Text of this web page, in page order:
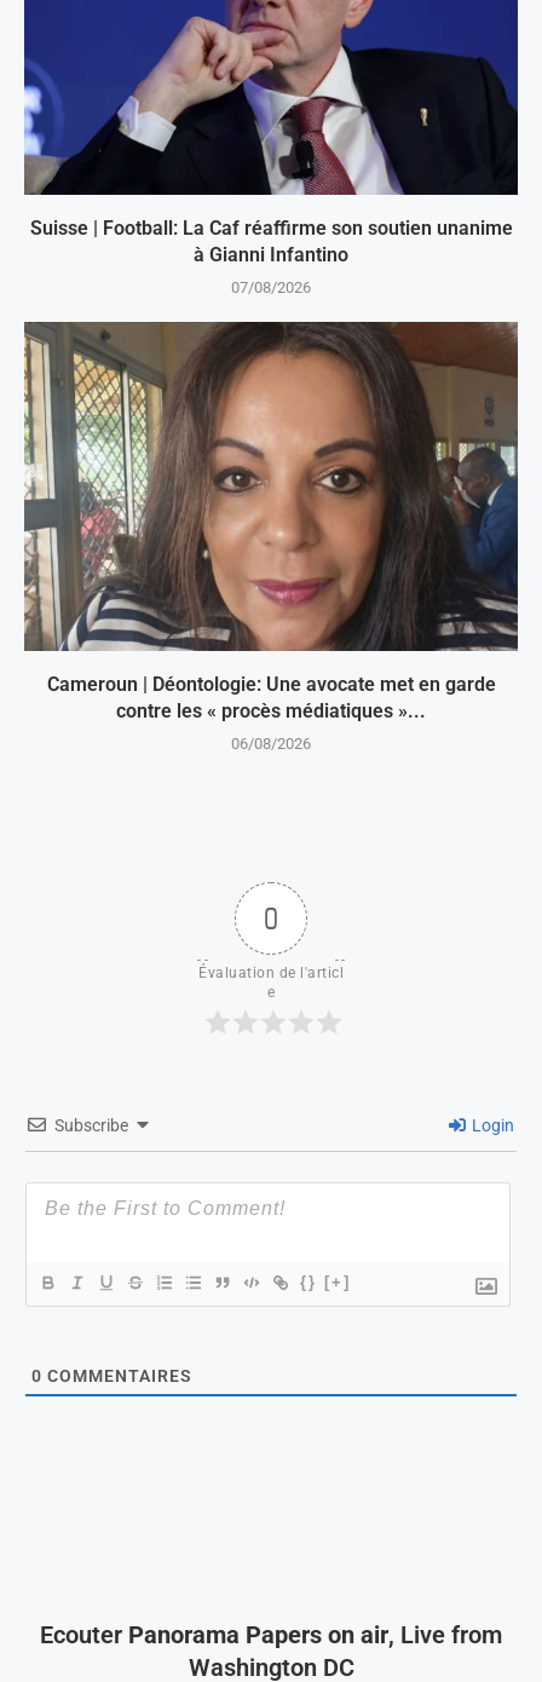
Suisse | Football: La Caf réaffirme son soutien unanime
à Gianni Infantino
07/08/2026
Cameroun | Déontologie: Une avocate met en garde
contre les « procès médiatiques »...
06/08/2026
0
Évaluation de l'articl
e
Subscribe Login
{} [+]
0 COMMENTAIRES
Ecouter Panorama Papers on air, Live from
Washington DC